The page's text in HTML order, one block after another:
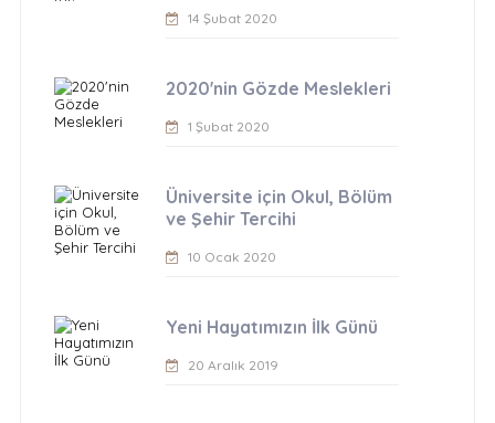
14 Şubat 2020
2020'nin Gözde Meslekleri
1 Şubat 2020
Üniversite için Okul, Bölüm
ve Şehir Tercihi
10 Ocak 2020
Yeni Hayatımızın İlk Günü
20 Aralık 2019